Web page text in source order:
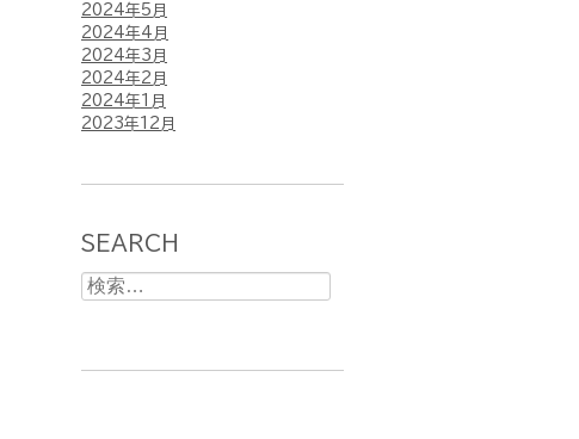
2024年5月
2024年4月
2024年3月
2024年2月
2024年1月
2023年12月
SEARCH
検
索: